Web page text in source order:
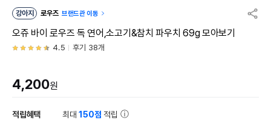
강아지 로우즈 브랜드관 이동
오쥬 바이 로우즈 독 연어,소고기&참치 파우치 69g 모아보기
4.5 후기 38개
4,200원
적립혜택 최대150점 적립